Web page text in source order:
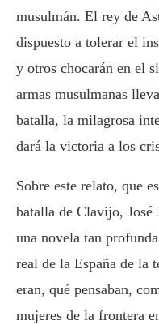
musulmán. El rey de
dispuesto a tolerar el
y otros chocarán en el
armas musulmanas
batalla, la milagrosa
dará la victoria a los
Sobre este relato, que
batalla de Clavijo, José
una novela tan
real de la España de la
eran, qué pensaban,
mujeres de la frontera